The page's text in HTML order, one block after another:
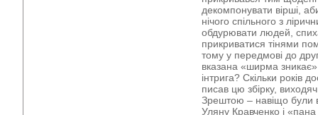
декомпонувати вірші,
нічого спільного з
обдурювати людей,
прикриватися тінями
тому у передмові до
вказана «ширма
інтрига? Скільки років
писав цю збірку,
Зрештою – навіщо були
Уляну Кравченко і